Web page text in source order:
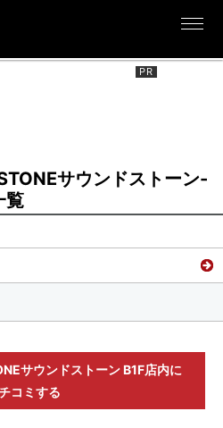
サウンドストーン-
覧
サウンドストーン B1F店内に
コミする